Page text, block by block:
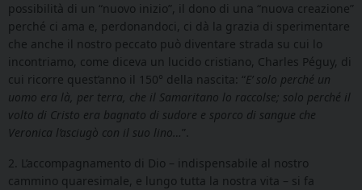
possibilità di un “nuovo inizio”, il dono di una “nuova creazione”
perché ci ama e, perdonandoci, ci dà la grazia di sperimentare
che anche il nostro peccato può diventare strada su cui lo
incontriamo, come diceva un lucido cristiano, Charles Péguy, di
cui ricorre quest’anno il 150° della nascita: “E’ solo perché un
uomo era là, per terra, che il Samaritano lo raccolse; solo perché il
volto di Cristo era bagnato di sudore e sporco di sangue che
Veronica l’asciugò con il suo lino…”.
2. L’accompagnamento di Dio – indispensabile al nostro
cammino quaresimale, e lungo tutta la nostra vita – si fa